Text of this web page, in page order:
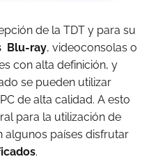
de la TDT y para su
Blu-ray, videoconsolas o
con alta definición, y
se pueden utilizar
de alta calidad. A esto
para la utilización de
algunos países disfrutar
.